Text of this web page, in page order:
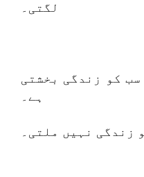
لگتی۔
کو زندگی بخشتی
ہے۔
زندگی نہیں ملتی۔